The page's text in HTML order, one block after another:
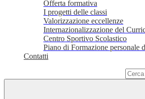
Offerta formativa
I progetti delle classi
Valorizzazione eccellenze
Internazionalizzazione del
Centro Sportivo Scolastico
Piano di Formazione personale
Contatti